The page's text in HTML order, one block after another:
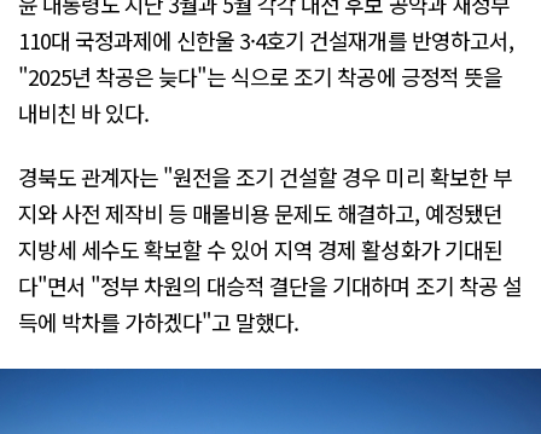
110대 국정과제에 신한울 3·4호기 건설재개를 반영하고서,
"2025년 착공은 늦다"는 식으로 조기 착공에 긍정적 뜻을
내비친 바 있다.
경북도 관계자는 "원전을 조기 건설할 경우 미리 확보한 부
지와 사전 제작비 등 매몰비용 문제도 해결하고, 예정됐던
지방세 세수도 확보할 수 있어 지역 경제 활성화가 기대된
다"면서 "정부 차원의 대승적 결단을 기대하며 조기 착공 설
득에 박차를 가하겠다"고 말했다.